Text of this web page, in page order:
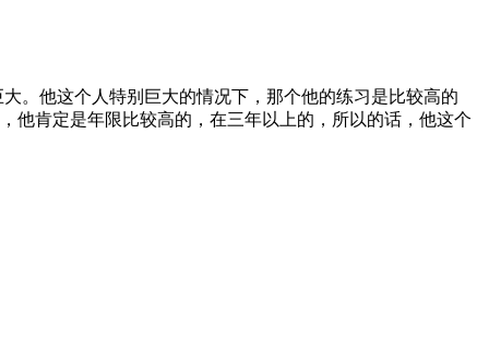
。他这个人特别巨大的情况下，那个他的练习是比较高的
他肯定是年限比较高的，在三年以上的，所以的话，他这个